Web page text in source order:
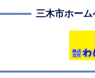
三木市ホーム